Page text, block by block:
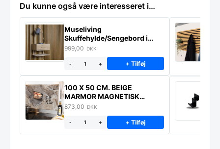
Du kunne også være interesseret i…
Museliving
Skuffehylde/Sengebord i
massiv eg
999,00 DKK
- + + Tilføj
100 X 50 CM. BEIGE
MARMOR MAGNETISK
STÆNKPLADE
873,00 DKK
- + + Tilføj